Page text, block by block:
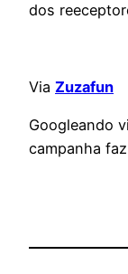
dos
Via Zuzafun
Googleando
campanha